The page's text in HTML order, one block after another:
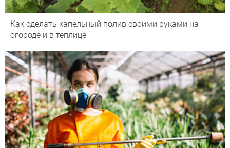
Как сделать капельный полив своими руками на
огороде и в теплице